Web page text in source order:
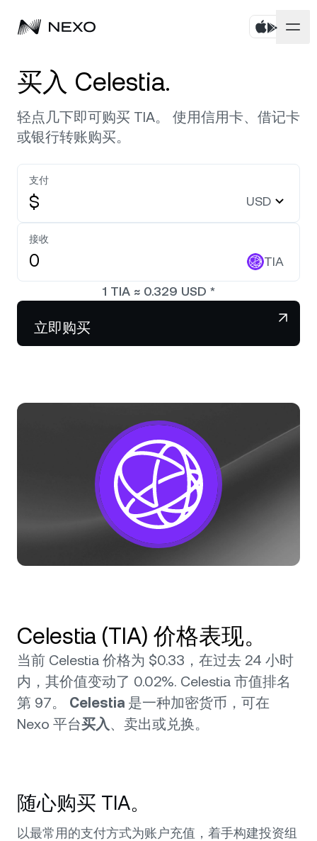
个人
购买资产
Flexible Savings
Fixed-term Savings
Dual Investment
Exchange
Credit Line
Futures
商业
Prime 经纪服务
白标
Nexo Ventures
Payment Gateway
市场
过去 24 小时，市场上涨
Bitcoin
Ethereum ETH 0.30%
NEXO Token 0.72%
DOT 0.50%
SOL
公司
关于
安全
合作伙伴
新闻与见解
财富学院
买入 Celestia.
轻点几下即可购买 TIA。 使用信用卡、借记卡
或银行转账购买。
支付
$ USD
接收
TIA
1 TIA ≈ 0.329 USD *
立即购买
Celestia (TIA) 价格表现。
当前 Celestia 价格为 $0.33，在过去 24 小时
内，其价值变动了 0.02%. Celestia 市值排名
第 97。 Celestia 是一种加密货币，可在
Nexo 平台买入、卖出或兑换。
随心购买 TIA。
以最常用的支付方式为账户充值，着手构建投资组